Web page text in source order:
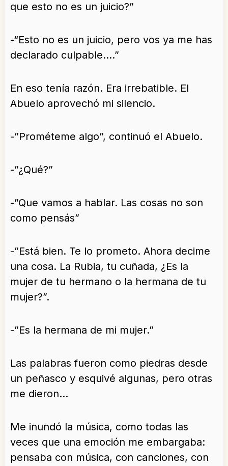
que esto no es un juicio?”
-“Esto no es un juicio, pero vos ya me has
declarado culpable….”
En eso tenía razón. Era irrebatible. El
Abuelo aprovechó mi silencio.
-”Prométeme algo”, continuó el Abuelo.
-”¿Qué?”
-”Que vamos a hablar. Las cosas no son
como pensás”
-”Está bien. Te lo prometo. Ahora decime
una cosa. La Rubia, tu cuñada, ¿Es la
mujer de tu hermano o la hermana de tu
mujer?”.
-”Es la hermana de mi mujer.”
Las palabras fueron como piedras desde
un peñasco y esquivé algunas, pero otras
me dieron…
Me inundó la música, como todas las
veces que una emoción me embargaba:
pensaba con música, con canciones, con